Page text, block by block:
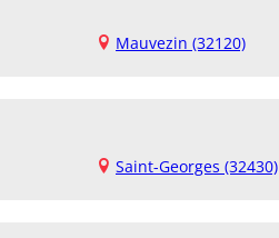
Mauvezin (32120)
Saint-Georges (32430)